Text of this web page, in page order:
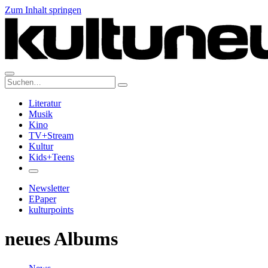
Zum Inhalt springen
Suche:
Literatur
Musik
Kino
TV+Stream
Kultur
Kids+Teens
Newsletter
EPaper
kulturpoints
neues Albums